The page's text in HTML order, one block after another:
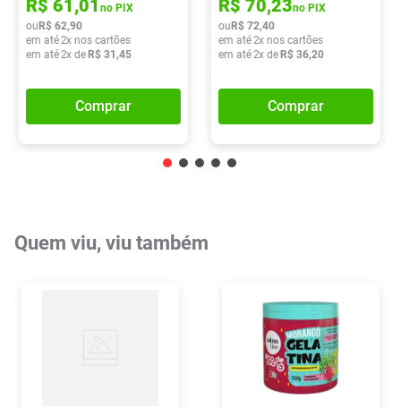
R$ 61,01 no PIX
ou R$ 62,90
em até2x nos cartões
em até2x de R$ 31 ,45
Comprar
R$ 70,23no PIX
ou R$ 72,40
em até2x nos cartões
em até2x de R$ 36,20
Comprar
Quem viu, viu também